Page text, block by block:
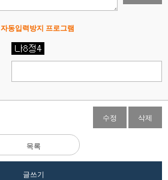
자동입력방지 프로그램
수정 삭제
목록
글쓰기